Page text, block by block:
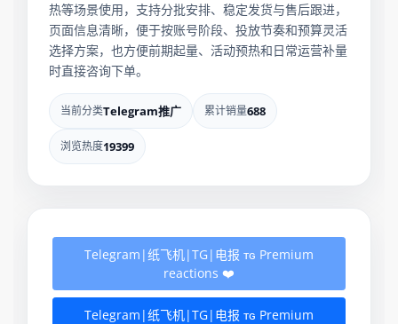
热等场景使用，支持分批安排、稳定发货与售后跟进，
页面信息清晰，便于按账号阶段、投放节奏和预算灵活
选择方案，也方便前期起量、活动预热和日常运营补量
时直接咨询下单。
当前分类Telegram推广 累计销量688
浏览热度19399
Telegram|纸飞机|TG|电报 ᴛɢ Premium
reactions ❤️
Telegram|纸飞机|TG|电报 ᴛɢ Premium